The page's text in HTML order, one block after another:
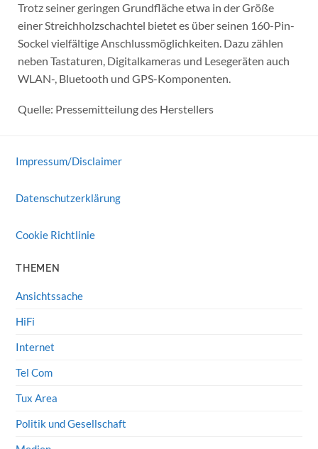
Trotz seiner geringen Grundfläche etwa in der Größe
einer Streichholzschachtel bietet es über seinen 160-Pin-
Sockel vielfältige Anschlussmöglichkeiten. Dazu zählen
neben Tastaturen, Digitalkameras und Lesegeräten auch
WLAN-, Bluetooth und GPS-Komponenten.
Quelle: Pressemitteilung des Herstellers
Impressum/Disclaimer
Datenschutzerklärung
Cookie Richtlinie
THEMEN
Ansichtssache
HiFi
Internet
Tel Com
Tux Area
Politik und Gesellschaft